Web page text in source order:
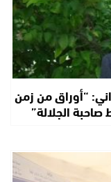
“أوراق من زمن
صاحبة الجلالة”